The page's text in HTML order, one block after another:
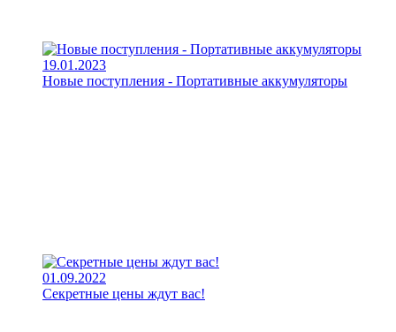
19.01.2023
Новые поступления - Портативные аккумуляторы
01.09.2022
Секретные цены ждут вас!